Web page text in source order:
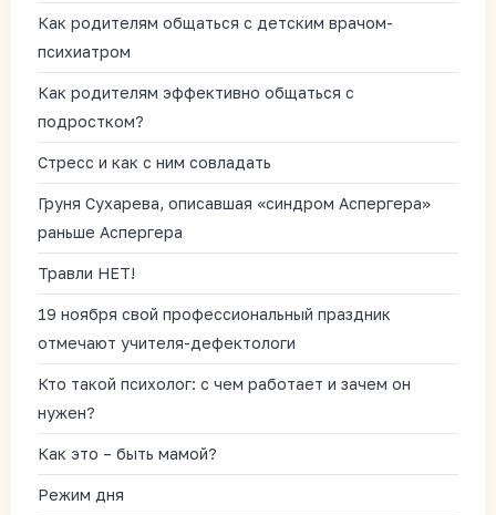
Как родителям общаться с детским врачом-
психиатром
Как родителям эффективно общаться с
подростком?
Стресс и как с ним совладать
Груня Сухарева, описавшая «синдром Аспергера»
раньше Аспергера
Травли НЕТ!
19 ноября свой профессиональный праздник
отмечают учителя-дефектологи
Кто такой психолог: с чем работает и зачем он
нужен?
Как это – быть мамой?
Режим дня